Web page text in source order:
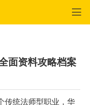
面资料攻略档案
传统法师型职业，华